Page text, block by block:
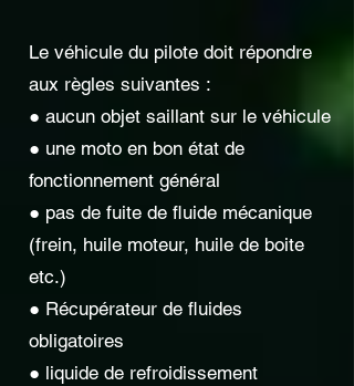
Le véhicule du pilote doit répondre
aux règles suivantes :
● aucun objet saillant sur le véhicule
● une moto en bon état de
fonctionnement général
● pas de fuite de fluide mécanique
(frein, huile moteur, huile de boite
etc.)
● Récupérateur de fluides
obligatoires
● liquide de refroidissement